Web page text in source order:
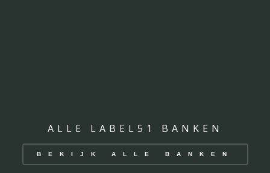
ALLE LABEL51 BANKEN
BEKIJK ALLE BANKEN